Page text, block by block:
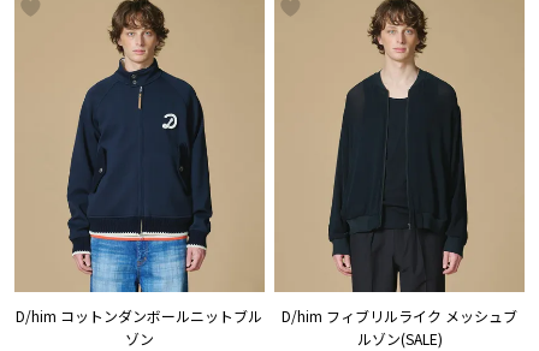
D/him コットンダンボールニットブル
ゾン
D/him フィブリルライク メッシュブ
ルゾン(SALE)